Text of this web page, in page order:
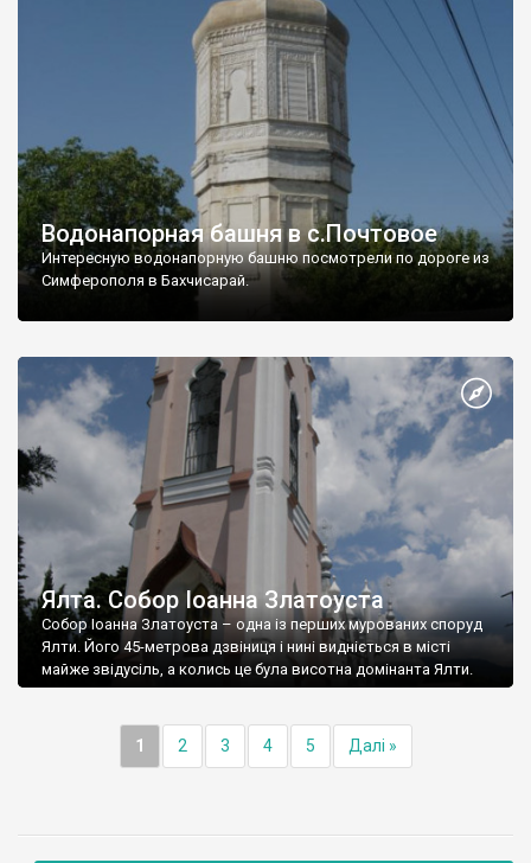
Водонапорная башня в с.Почтовое
Интересную водонапорную башню посмотрели по дороге из
Симферополя в Бахчисарай.
Ялта. Собор Іоанна Златоуста
Собор Іоанна Златоуста – одна із перших мурованих споруд
Ялти. Його 45-метрова дзвіниця і нині видніється в місті
майже звідусіль, а колись це була висотна домінанта Ялти.
1 2 3 4 5 Далі »